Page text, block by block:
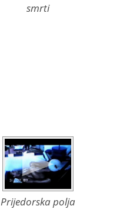
smrti
Prijedorska polja